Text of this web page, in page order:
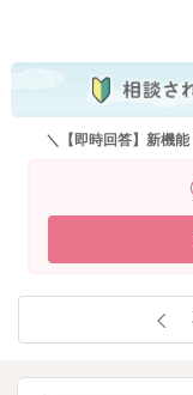
＼【即時回答】新機